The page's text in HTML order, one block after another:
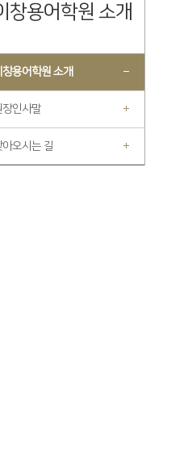
창용어학원 소개
창용어학원 소개
장인사말
아오시는 길